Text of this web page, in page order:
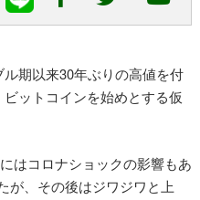
期以来30年ぶりの高値を付
ットコインを始めとする仮
はコロナショックの影響もあ
が、その後はジワジワと上